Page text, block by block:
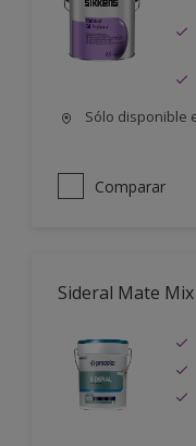
Sólo disponible
Comparar
Sideral Mate Mix